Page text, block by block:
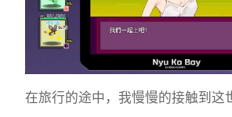
在旅行的途中，我慢慢的接触到这